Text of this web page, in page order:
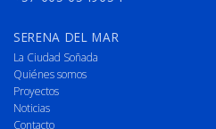
SERENA DEL MAR
La Ciudad Soñada
Quiénes somos
Proyectos
Noticias
Contacto